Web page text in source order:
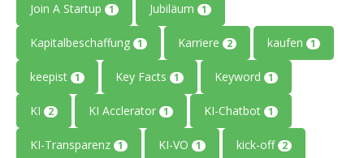
Join A Startup 1 Jubiläum 1
Kapitalbeschaffung 1 Karriere 2 kaufen 1
keepist 1 Key Facts 1 Keyword 1
KI 2 KI Acclerator 1 KI-Chatbot 1
KI-Transparenz 1 KI-VO 1 kick-off 2